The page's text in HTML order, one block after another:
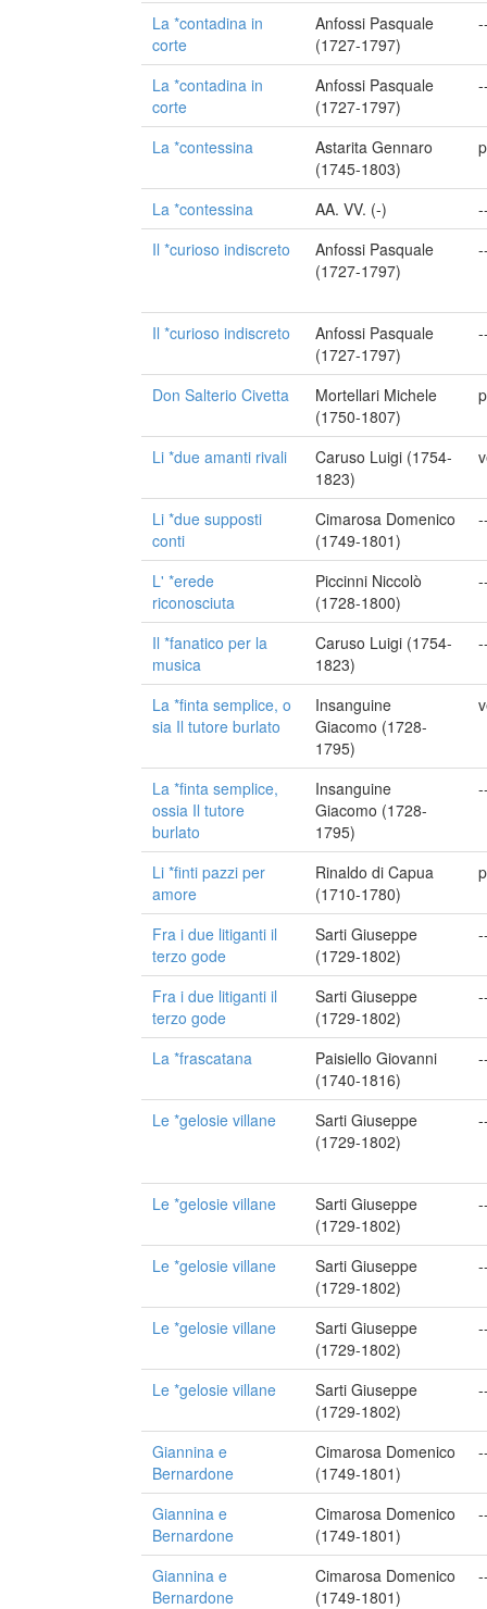
La *contadina in
corte
Anfossi Pasquale
(1727-1797)
La *contadina in
corte
Anfossi Pasquale
(1727-1797)
La *contessina
Astarita Gennaro
(1745-1803)
La *contessina AA. VV. (-)
Il *curioso indiscreto
Anfossi Pasquale
(1727-1797)
Il *curioso indiscreto
Anfossi Pasquale
(1727-1797)
Don Salterio Civetta
Mortellari Michele
(1750-1807)
Li *due amanti rivali
Caruso Luigi (1754-
1823)
Li *due supposti
conti
Cimarosa Domenico
(1749-1801)
L' *erede
riconosciuta
Piccinni Niccolò
(1728-1800)
Il *fanatico per la
musica
Caruso Luigi (1754-
1823)
La *finta semplice, o
sia Il tutore burlato
Insanguine
Giacomo (1728-
1795)
La *finta semplice,
ossia Il tutore
burlato
Insanguine
Giacomo (1728-
1795)
Li *finti pazzi per
amore
Rinaldo di Capua
(1710-1780)
Fra i due litiganti il
terzo gode
Sarti Giuseppe
(1729-1802)
Fra i due litiganti il
terzo gode
Sarti Giuseppe
(1729-1802)
La *frascatana
Paisiello Giovanni
(1740-1816)
Le *gelosie villane
Sarti Giuseppe
(1729-1802)
Le *gelosie villane
Sarti Giuseppe
(1729-1802)
Le *gelosie villane
Sarti Giuseppe
(1729-1802)
Le *gelosie villane
Sarti Giuseppe
(1729-1802)
Le *gelosie villane
Sarti Giuseppe
(1729-1802)
Giannina e
Bernardone
Cimarosa Domenico
(1749-1801)
Giannina e
Bernardone
Cimarosa Domenico
(1749-1801)
Giannina e
Bernardone
Cimarosa Domenico
(1749-1801)